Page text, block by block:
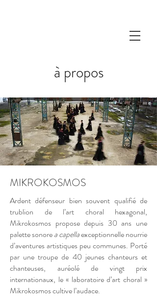
à propos
MIKROKOSMOS
Ardent défenseur bien souvent qualifié de
trublion de l’art choral hexagonal,
Mikrokosmos propose depuis 30 ans une
palette sonorea capellaexceptionnelle nourrie
d’aventures artistiques peu communes. Porté
par une troupe de 40 jeunes chanteurs et
chanteuses, auréolé de vingt prix
internationaux, le « laboratoire d’art choral »
Mikrokosmos cultive l’audace.